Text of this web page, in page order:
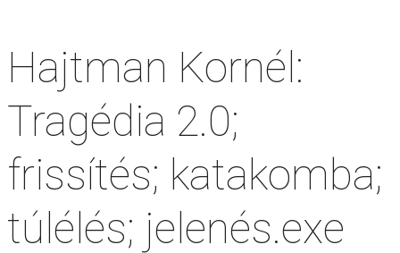
Hajtman Kornél:
Tragédia 2.0;
frissítés; katakomba;
túlélés; jelenés.exe